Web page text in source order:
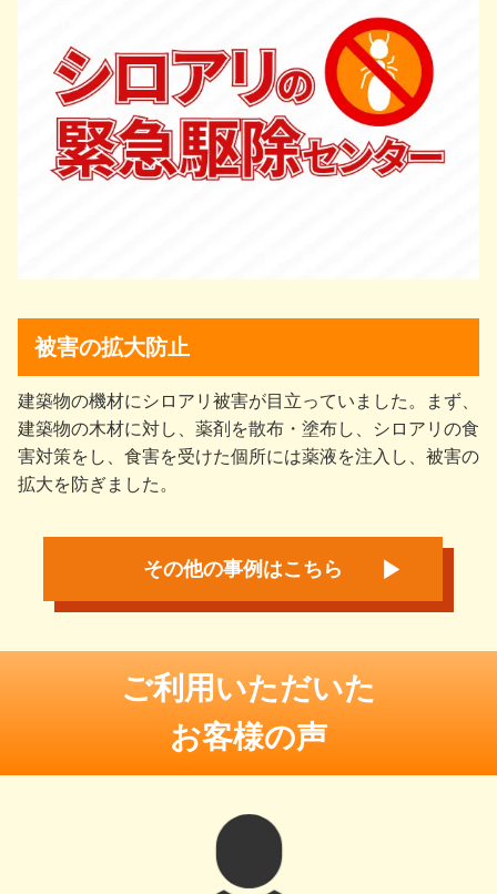
被害の拡大防止
建築物の機材にシロアリ被害が目立っていました。まず、
建築物の木材に対し、薬剤を散布・塗布し、シロアリの食
害対策をし、食害を受けた個所には薬液を注入し、被害の
拡大を防ぎました。
その他の事例はこちら
ご利用いただいた
お客様の声